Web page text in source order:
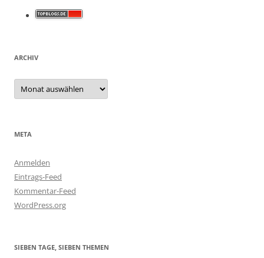
ARCHIV
Archiv
META
Anmelden
Eintrags-Feed
Kommentar-Feed
WordPress.org
SIEBEN TAGE, SIEBEN THEMEN